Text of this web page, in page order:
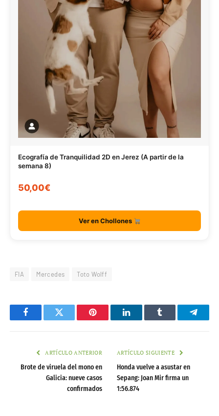
Ecografía de Tranquilidad 2D en Jerez (A partir de la
semana 8)
50,00€
Ver en Chollones
FIA Mercedes Toto Wolff
FacebookTwitter Pinterest LinkedInTumblr
ARTÍCULO ANTERIOR
Brote de viruela del mono en
Galicia: nueve casos
confirmados
ARTÍCULO SIGUIENTE
Honda vuelve a asustar en
Sepang: Joan Mir firma un
1:56.874